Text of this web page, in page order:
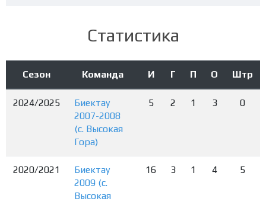
Статистика
Сезон Команда И Г П О Штр
2024/2025
Биектау
2007-2008
(с. Высокая
Гора)
5 2 1 3 0
2020/2021
Биектау
2009 (с.
Высокая
16 3 1 4 5